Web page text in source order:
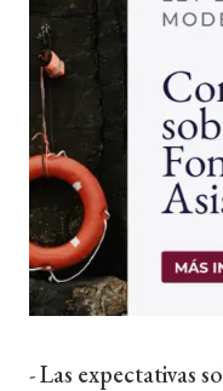
-Las expectativas